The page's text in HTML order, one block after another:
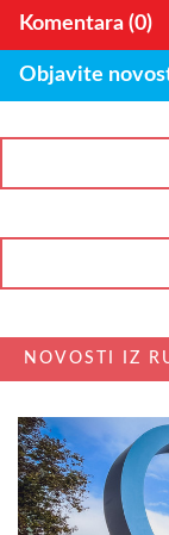
Komentara (0)
Objavite
NOVOSTI IZ